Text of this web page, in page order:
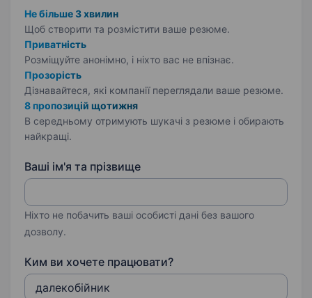
Не більше 3 хвилин
Щоб створити та розмістити ваше резюме.
Приватність
Розміщуйте анонімно, і ніхто вас не впізнає.
Прозорість
Дізнавайтеся, які компанії переглядали ваше резюме.
8 пропозицій щотижня
В середньому отримують шукачі з резюме і обирають
найкращі.
Ваші ім'я та прізвище
Ніхто не побачить ваші особисті дані без вашого
дозволу.
Ким ви хочете працювати?